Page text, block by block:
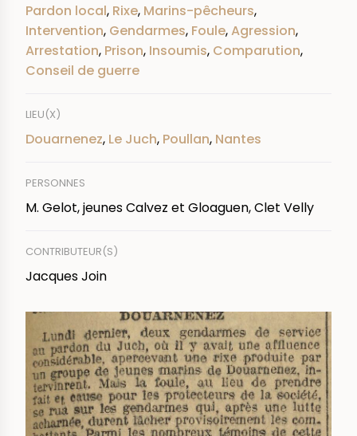
Pardon local, Rixe, Marins-pêcheurs,
Intervention, Gendarmes, Foule,Agression,
Arrestation, Prison, Insoumis, Comparution,
Conseil de guerre
LIEU(X)
Douarnenez, Le Juch, Poullan, Nantes
PERSONNES
M. Gelot, jeunes Calvez et Gloaguen, Clet Velly
CONTRIBUTEUR(S)
Jacques Join
IMAGE